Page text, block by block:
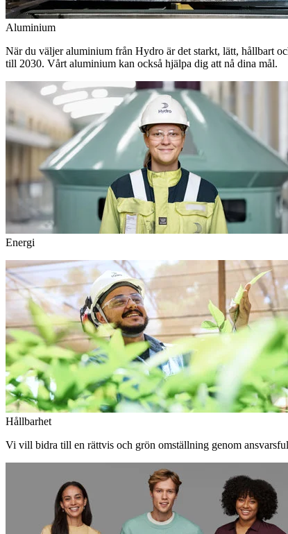
Aluminium
När du väljer aluminium från Hydro är det starkt, lätt, hållbart
till 2030. Vårt aluminium kan också hjälpa dig att nå dina mål.
Energi
Hållbarhet
Vi vill bidra till en rättvis och grön omställning genom